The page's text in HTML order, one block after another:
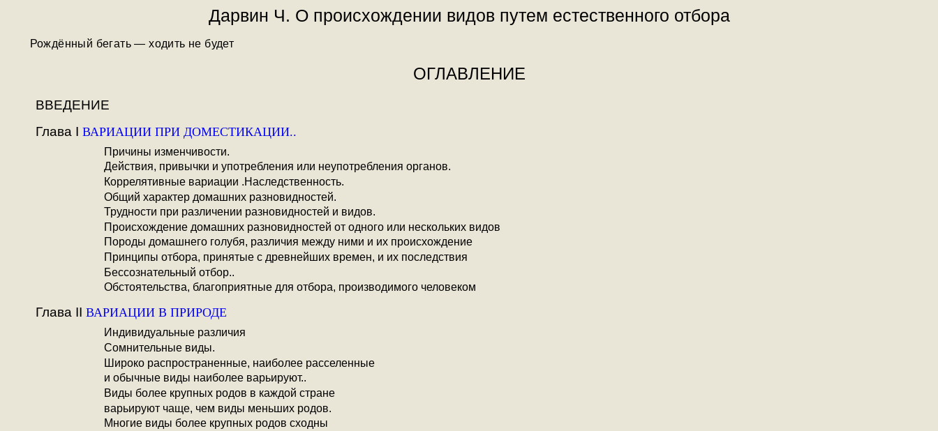
Дарвин Ч. О происхождении видов путем естественного отбора
Рождённый бегать — ходить не будет
ОГЛАВЛЕНИЕ
ВВЕДЕНИЕ
Глава I ВАРИАЦИИ ПРИ ДОМЕСТИКАЦИИ..
Причины изменчивости.
Действия, привычки и употребления или неупотребления органов.
Коррелятивные вариации .Наследственность.
Общий характер домашних разновидностей.
Трудности при различении разновидностей и видов.
Происхождение домашних разновидностей от одного или нескольких видов
Породы домашнего голубя, различия между ними и их происхождение
Принципы отбора, принятые с древнейших времен, и их последствия
Бессознательный отбор..
Обстоятельства, благоприятные для отбора, производимого человеком
Глава II ВАРИАЦИИ В ПРИРОДЕ
Индивидуальные различия
Сомнительные виды.
Широко распространенные, наиболее расселенные
и обычные виды наиболее варьируют..
Виды более крупных родов в каждой стране
варьируют чаще, чем виды меньших родов.
Многие виды более крупных родов сходны